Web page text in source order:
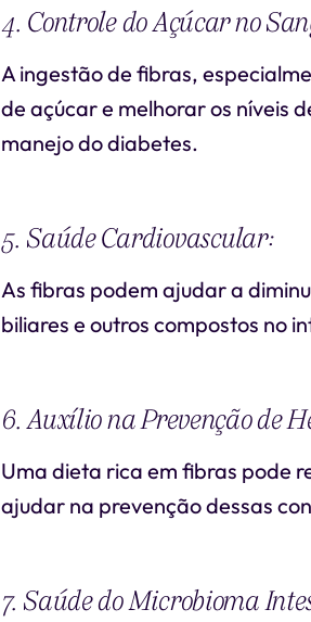
4. Controle do Açúcar no
A ingestão de fibras,
de açúcar e melhorar os níveis
manejo do diabetes.
5. Saúde Cardiovascular:
As fibras podem ajudar a
biliares e outros compostos no
6. Auxílio na Prevenção de
Uma dieta rica em fibras pode
ajudar na prevenção dessas
7. Saúde do Microbioma